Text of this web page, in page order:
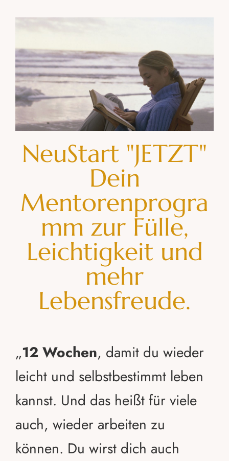
NeuStart "JETZT"
Dein
Mentorenprogra
mm zur Fülle,
Leichtigkeit und
mehr
Lebensfreude.
„12 Wochen, damit du wieder
leicht und selbstbestimmt leben
kannst. Und das heißt für viele
auch, wieder arbeiten zu
können. Du wirst dich auch